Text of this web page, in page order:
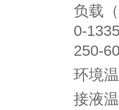
负载
0-
250-
环境
接液